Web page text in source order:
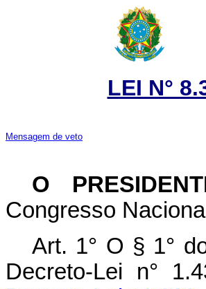
LEI N°
Mensagem de veto
O
Congresso
Art. 1° O § 1°
Decreto-Lei n°